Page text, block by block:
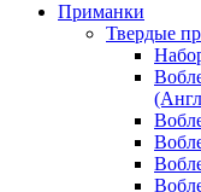
Приманки
Твердые